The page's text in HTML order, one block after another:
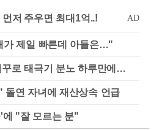
가 제일 빠른데 아들은…"
로 태극기 분노 하루만에…
연 자녀에 재산상속 언급
에 "잘 모르는 분"